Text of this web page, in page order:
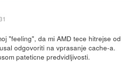
"feeling", da mi AMD tece hitrejse od
odgovoriti na vprasanje cache-a.
pateticne predvidljivosti.